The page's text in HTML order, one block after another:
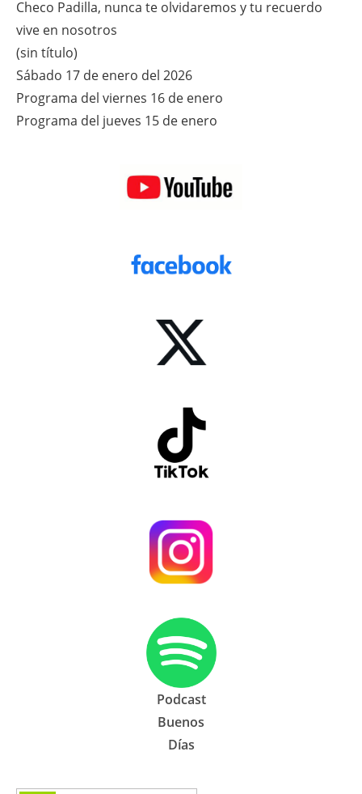
Checo Padilla, nunca te olvidaremos y tu recuerdo
vive en nosotros
(sin título)
Sábado 17 de enero del 2026
Programa del viernes 16 de enero
Programa del jueves 15 de enero
Podcast
Buenos
Días